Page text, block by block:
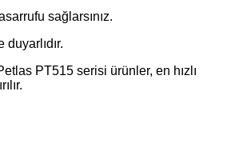
sağlarsınız.
PT515 serisi ürünler, en hızlı